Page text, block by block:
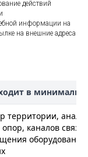
действий
информации на
на внешние адреса
в
территории,
опор, каналов